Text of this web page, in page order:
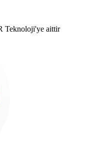
Teknoloji'ye aittir